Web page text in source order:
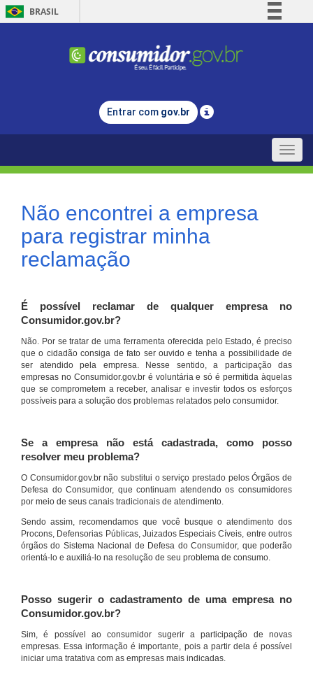
BRASIL
Comunica BR
Legislação
Entrar com gov.br
Toggle
Não encontrei a empresa
para registrar minha
reclamação
É possível reclamar de qualquer empresa no
Consumidor.gov.br?
Não. Por se tratar de uma ferramenta oferecida pelo Estado, é preciso
que o cidadão consiga de fato ser ouvido e tenha a possibilidade de
ser atendido pela empresa. Nesse sentido, a participação das
empresas no Consumidor.gov.br é voluntária e só é permitida àquelas
que se comprometem a receber, analisar e investir todos os esforços
possíveis para a solução dos problemas relatados pelo consumidor.
Se a empresa não está cadastrada, como posso
resolver meu problema?
O Consumidor.gov.br não substitui o serviço prestado pelos Órgãos de
Defesa do Consumidor, que continuam atendendo os consumidores
por meio de seus canais tradicionais de atendimento.
Sendo assim, recomendamos que você busque o atendimento dos
Procons, Defensorias Públicas, Juizados Especiais Cíveis, entre outros
órgãos do Sistema Nacional de Defesa do Consumidor, que poderão
orientá-lo e auxiliá-lo na resolução de seu problema de consumo.
Posso sugerir o cadastramento de uma empresa no
Consumidor.gov.br?
Sim, é possível ao consumidor sugerir a participação de novas
empresas. Essa informação é importante, pois a partir dela é possível
iniciar uma tratativa com as empresas mais indicadas.